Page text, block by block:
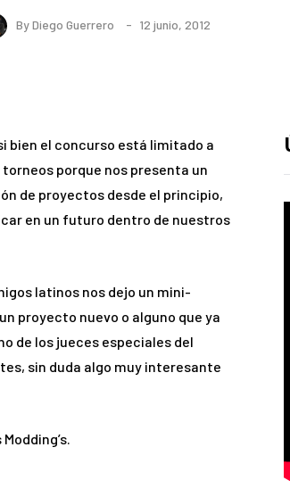
ByDiego Guerrero 12 junio, 2012
bien el concurso está limitado a
porque nos presenta un
de proyectos desde el principio,
en un futuro dentro de nuestros
latinos nos dejo un mini-
proyecto nuevo o alguno que ya
de los jueces especiales del
sin duda algo muy interesante